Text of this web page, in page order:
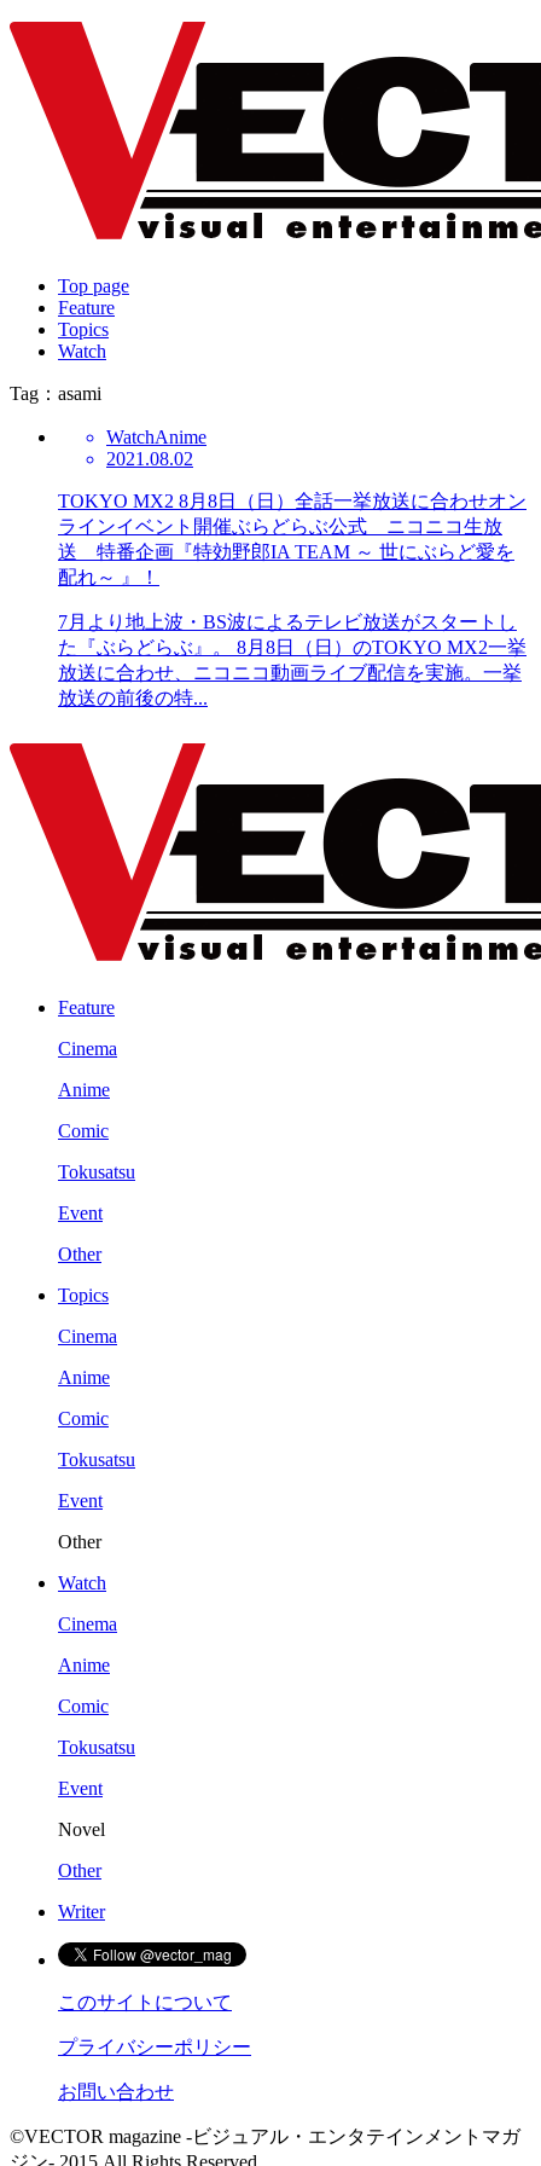
Top page
Feature
Topics
Watch
Tag：asami
WatchAnime
2021.08.02
TOKYO MX2 8月8日（日）全話一挙放送に合わせオン
ラインイベント開催ぶらどらぶ公式 ニコニコ生放
送 特番企画『特効野郎IA TEAM ～ 世にぶらど愛を
配れ～ 』！
7月より地上波・BS波によるテレビ放送がスタートし
た『ぶらどらぶ』。 8月8日（日）のTOKYO MX2一挙
放送に合わせ、ニコニコ動画ライブ配信を実施。一挙
放送の前後の特...
Feature
Cinema
Anime
Comic
Tokusatsu
Event
Other
Topics
Cinema
Anime
Comic
Tokusatsu
Event
Other
Watch
Cinema
Anime
Comic
Tokusatsu
Event
Novel
Other
Writer
このサイトについて
プライバシーポリシー
お問い合わせ
©VECTOR magazine -ビジュアル・エンタテインメントマガ
ジン- 2015 All Rights Reserved.